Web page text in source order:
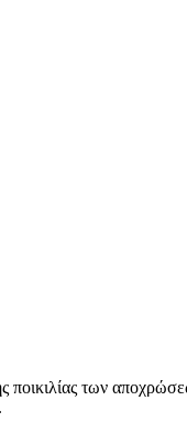
ποικιλίας των